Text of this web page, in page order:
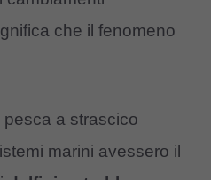
che il fenomeno
a strascico
marini avessero il